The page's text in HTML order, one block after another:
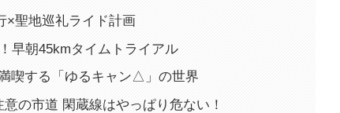
×聖地巡礼ライド計画
早朝45kmタイムトライアル
喫する「ゆるキャン△」の世界
の市道 閑蔵線はやっぱり危ない！